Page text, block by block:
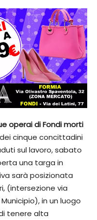
operai di Fondi morti
cinque concittadini
sul lavoro, sabato
una targa in
sarà posizionata
(intersezione via
in un luogo
tenere alta